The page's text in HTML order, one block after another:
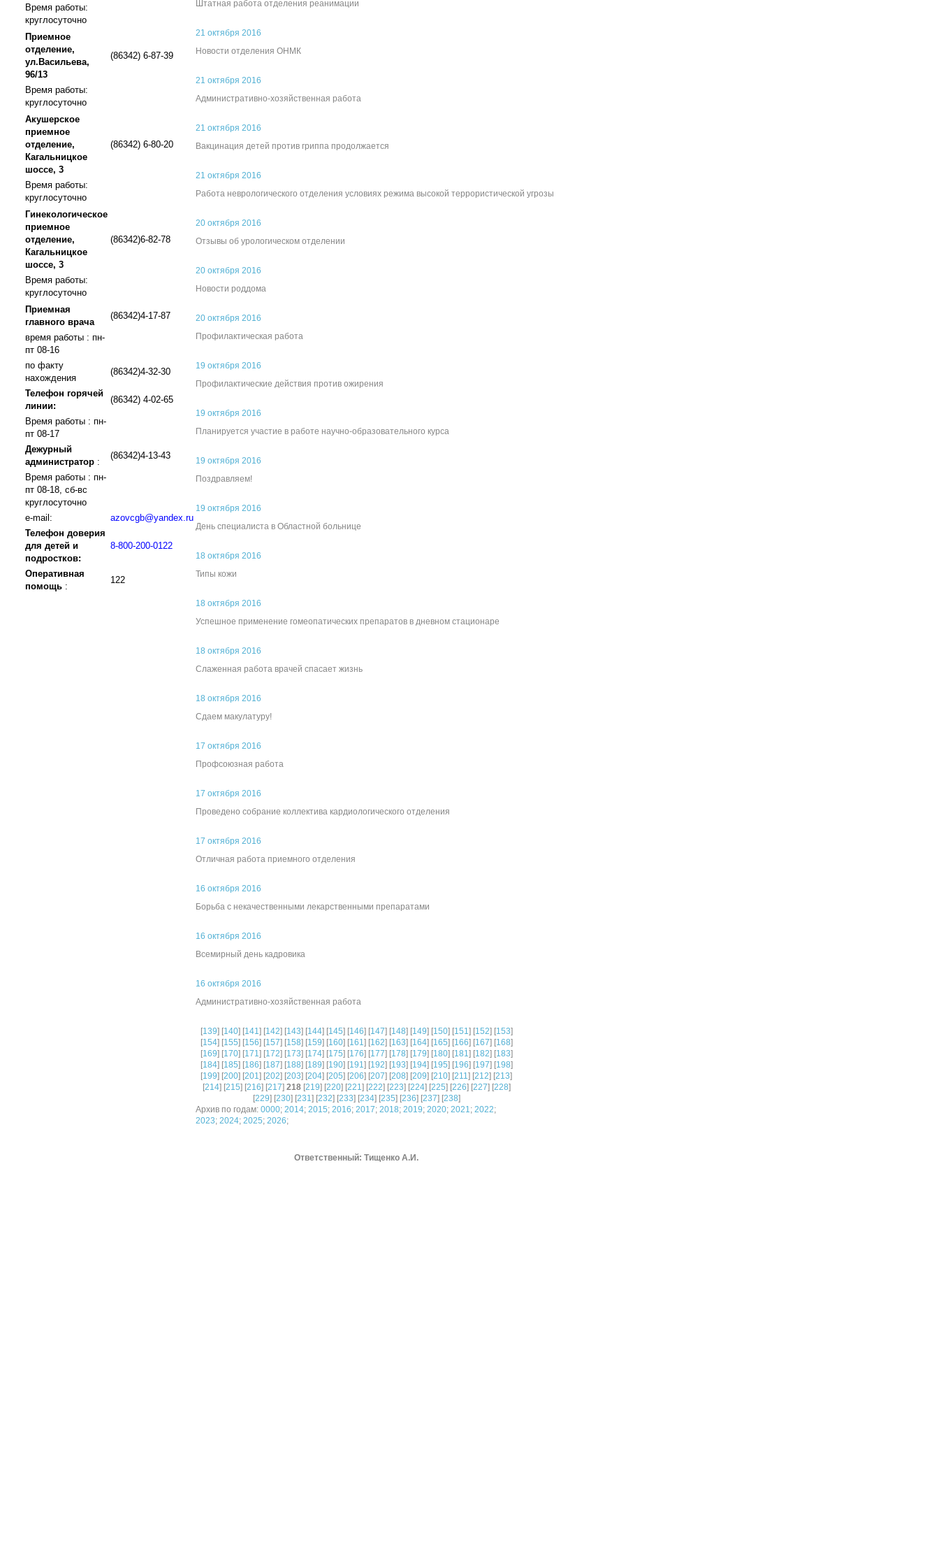
Время работы:
круглосуточно
Приемное
отделение,
ул.Васильева,
96/13
(86342) 6-87-39
Время работы:
круглосуточно
Акушерское
приемное
отделение,
Кагальницкое
шоссе, 3
(86342) 6-80-20
Время работы:
круглосуточно
Гинекологическое
приемное
отделение,
Кагальницкое
шоссе, 3
(86342)6-82-78
Время работы:
круглосуточно
Приемная
главного врача
(86342)4-17-87
время работы : пн-
пт 08-16
по факту
нахождения
(86342)4-32-30
Телефон горячей
линии:
(86342) 4-02-65
Время работы : пн-
пт 08-17
Дежурный
администратор :
(86342)4-13-43
Время работы : пн-
пт 08-18, сб-вс
круглосуточно
e-mail:
azovcgb@yandex.ru
Телефон доверия
для детей и
подростков:
8-800-200-0122
Оперативная
помощь :
122
Штатная работа отделения реанимации
21 октября 2016
Новости отделения ОНМК
21 октября 2016
Административно-хозяйственная работа
21 октября 2016
Вакцинация детей против гриппа продолжается
21 октября 2016
Работа неврологического отделения условиях режима высокой террористической угрозы
20 октября 2016
Отзывы об урологическом отделении
20 октября 2016
Новости роддома
20 октября 2016
Профилактическая работа
19 октября 2016
Профилактические действия против ожирения
19 октября 2016
Планируется участие в работе научно-образовательного курса
19 октября 2016
Поздравляем!
19 октября 2016
День специалиста в Областной больнице
18 октября 2016
Типы кожи
18 октября 2016
Успешное применение гомеопатических препаратов в дневном стационаре
18 октября 2016
Слаженная работа врачей спасает жизнь
18 октября 2016
Сдаем макулатуру!
17 октября 2016
Профсоюзная работа
17 октября 2016
Проведено собрание коллектива кардиологического отделения
17 октября 2016
Отличная работа приемного отделения
16 октября 2016
Борьба с некачественными лекарственными препаратами
16 октября 2016
Всемирный день кадровика
16 октября 2016
Административно-хозяйственная работа
[139] [140] [141] [142] [143] [144] [145] [146] [147] [148] [149] [150] [151] [152] [153]
[154] [155] [156] [157] [158] [159] [160] [161] [162] [163] [164] [165] [166] [167] [168]
[169] [170] [171] [172] [173] [174] [175] [176] [177] [178] [179] [180] [181] [182] [183]
[184] [185] [186] [187] [188] [189] [190] [191] [192] [193] [194] [195] [196] [197] [198]
[199] [200] [201] [202] [203] [204] [205] [206] [207] [208] [209] [210] [211] [212] [213]
[214] [215] [216] [217] 218[219] [220] [221] [222] [223] [224] [225] [226] [227] [228]
[229] [230] [231] [232] [233] [234] [235] [236] [237] [238]
Архив по годам: 0000; 2014; 2015; 2016; 2017; 2018; 2019; 2020; 2021; 2022;
2023; 2024; 2025; 2026;
Ответственный: Тищенко А.И.